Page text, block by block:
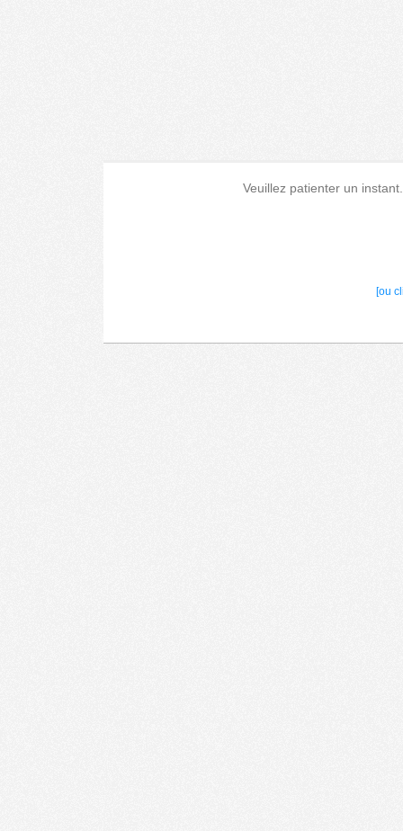
Veuillez patienter un
[ou